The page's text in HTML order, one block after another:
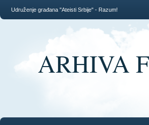
Udruženje građana "Ateisti Srbije" - Razum!
ARHIVA